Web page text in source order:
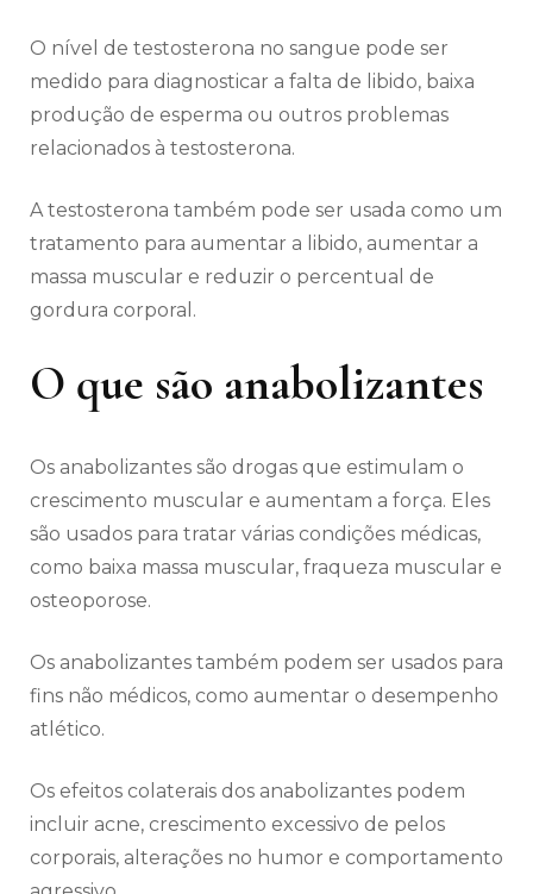
O nível de testosterona no sangue pode ser
medido para diagnosticar a falta de libido, baixa
produção de esperma ou outros problemas
relacionados à testosterona.
A testosterona também pode ser usada como um
tratamento para aumentar a libido, aumentar a
massa muscular e reduzir o percentual de
gordura corporal.
O que são anabolizantes
Os anabolizantes são drogas que estimulam o
crescimento muscular e aumentam a força. Eles
são usados para tratar várias condições médicas,
como baixa massa muscular, fraqueza muscular e
osteoporose.
Os anabolizantes também podem ser usados para
fins não médicos, como aumentar o desempenho
atlético.
Os efeitos colaterais dos anabolizantes podem
incluir acne, crescimento excessivo de pelos
corporais, alterações no humor e comportamento